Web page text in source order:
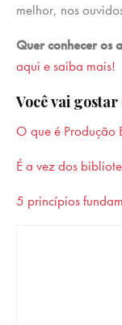
melhor, nos
Quer conhecer os
aqui e saiba mais!
Você vai
O que é Produção
É a vez dos
5 princípios